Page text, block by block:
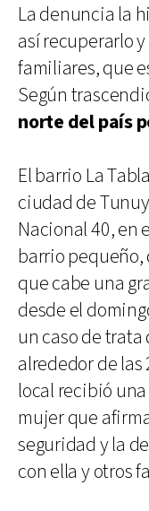
La denuncia la
así recuperarlo
familiares, que
Según
norte del país
El barrio La
ciudad de
Nacional 40, en
barrio pequeño,
que cabe una
desde el
un caso de trata
alrededor de las
local recibió
mujer que
seguridad y la
con ella y otros